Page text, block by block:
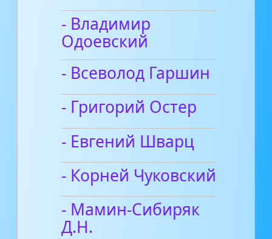
- Владимир
Одоевский
- Всеволод Гаршин
- Григорий Остер
- Евгений Шварц
- Корней Чуковский
- Мамин-Сибиряк
Д.Н.